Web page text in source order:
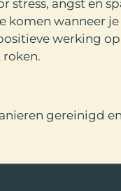
stress, angst en
wanneer
werking
gereinigd